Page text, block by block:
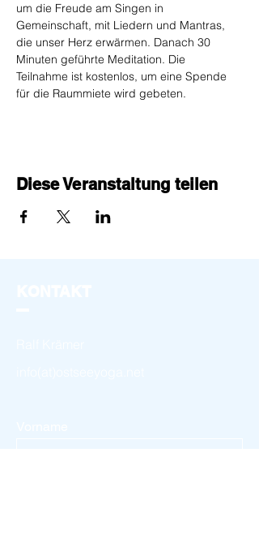
um die Freude am Singen in
Gemeinschaft, mit Liedern und Mantras,
die unser Herz erwärmen. Danach 30
Minuten geführte Meditation. Die
Teilnahme ist kostenlos, um eine Spende
für die Raummiete wird gebeten.
Diese Veranstaltung teilen